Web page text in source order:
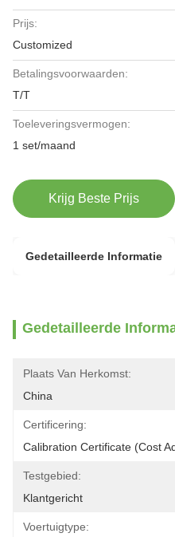
Prijs:
Customized
Betalingsvoorwaarden:
T/T
Toeleveringsvermogen:
1 set/maand
Krijg Beste Prijs
Gedetailleerde Informatie
Gedetailleerde
Plaats Van Herkomst:
China
Certificering:
Calibration Certificate (Cost
Testgebied:
Klantgericht
Voertuigtype: